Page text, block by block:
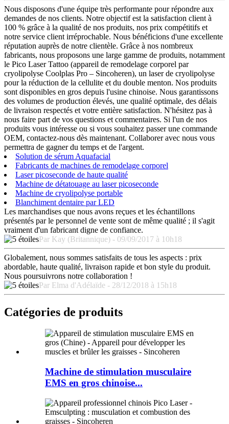
Nous disposons d'une équipe très performante pour répondre aux
demandes de nos clients. Notre objectif est la satisfaction client à
100 % grâce à la qualité de nos produits, nos prix compétitifs et
notre service client irréprochable. Nous bénéficions d'une excellente
réputation auprès de notre clientèle. Grâce à nos nombreux
fabricants, nous proposons une large gamme de produits, notamment
le Pico Laser Tattoo (appareil de remodelage corporel par
cryolipolyse Coolplas Pro – Sincoheren), un laser de cryolipolyse
pour la réduction de la cellulite et du double menton. Nos produits
sont disponibles en gros depuis l'usine chinoise. Nous garantissons
des volumes de production élevés, une qualité optimale, des délais
de livraison respectés et votre entière satisfaction. N'hésitez pas à
nous faire part de vos questions et commentaires. Si l'un de nos
produits vous intéresse ou si vous souhaitez passer une commande
OEM, contactez-nous dès maintenant. Collaborer avec nous vous
permettra de gagner du temps et de l'argent.
Solution de sérum Aquafacial
Fabricants de machines de remodelage corporel
Laser picoseconde de haute qualité
Machine de détatouage au laser picoseconde
Machine de cryolipolyse portable
Blanchiment dentaire par LED
Les marchandises que nous avons reçues et les échantillons
présentés par le personnel de vente sont de même qualité ; il s'agit
vraiment d'un fabricant digne de confiance.
Par Kay (Britannique) - 09/09/2017 à 10h18
Globalement, nous sommes satisfaits de tous les aspects : prix
abordable, haute qualité, livraison rapide et bon style du produit.
Nous poursuivrons notre collaboration !
Par Elma d'Adélaïde - 28/12/2018 à 15h18
Catégories de produits
Machine de stimulation musculaire
EMS en gros chinoise...